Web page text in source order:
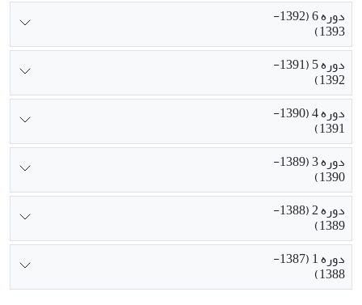
دوره 6 (1392-
1393)
دوره 5 (1391-
1392)
دوره 4 (1390-
1391)
دوره 3 (1389-
1390)
دوره 2 (1388-
1389)
دوره 1 (1387-
1388)